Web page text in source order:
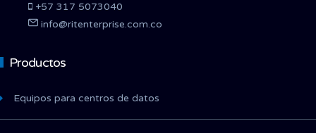
+57 317 5073040
info@ritenterprise.com.co
Productos
Equipos para centros de datos